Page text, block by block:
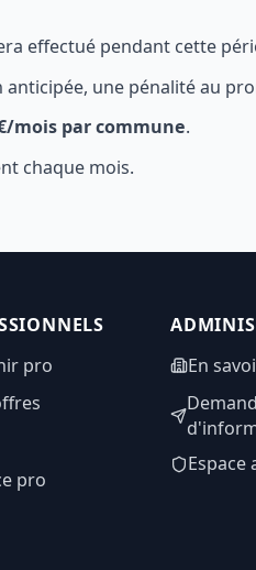
effectué pendant cette
une pénalité au
mois par commune.
chaque mois.
pro
pro
En
Espace